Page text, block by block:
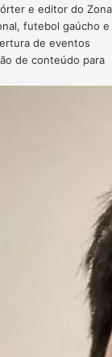
e editor do Zona
futebol gaúcho e
de eventos
de conteúdo para